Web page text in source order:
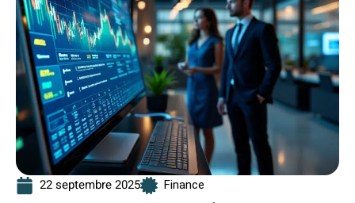
22 septembre 2025 Finance